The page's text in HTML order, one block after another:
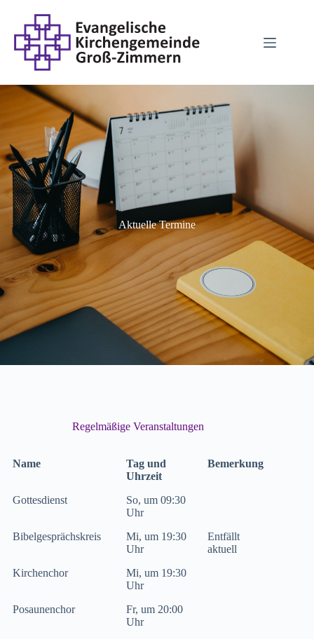
Aktuelle Termine
Regelmäßige Veranstaltungen
Name
Tag und
Uhrzeit
Bemerkung
Gottesdienst
So, um 09:30
Uhr
Bibelgesprächskreis
Mi, um 19:30
Uhr
Entfällt
aktuell
Kirchenchor
Mi, um 19:30
Uhr
Posaunenchor
Fr, um 20:00
Uhr